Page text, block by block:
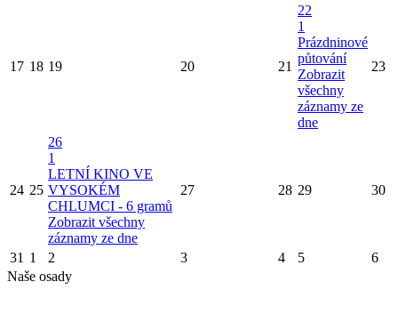
17 18 19 20 21
22
1
Prázdninové
půtování
Zobrazit
všechny
záznamy ze
dne
23
24 25
26
1
LETNÍ KINO VE
VYSOKÉM
CHLUMCI - 6 gramů
Zobrazit všechny
záznamy ze dne
27 28 29 30
31 1 2 3 4 5
6
Naše osady